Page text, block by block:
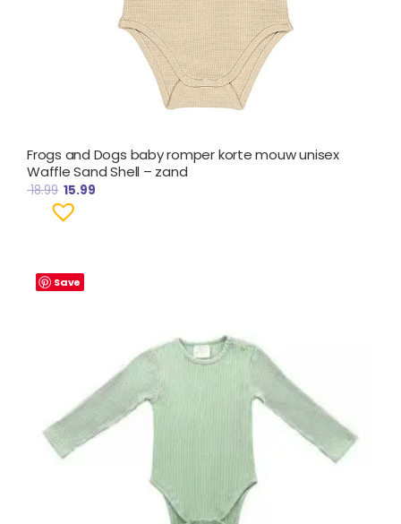
Frogs and Dogs baby romper korte mouw unisex
Waffle Sand Shell – zand
18.99 15.99
Save